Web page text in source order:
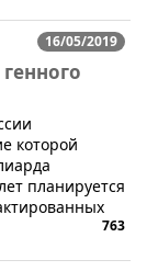
16/05/2019
которой
планируется
763